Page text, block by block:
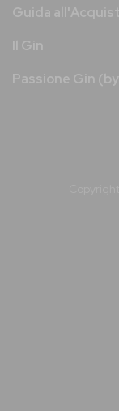
Guida
Il Gin
Passione Gin